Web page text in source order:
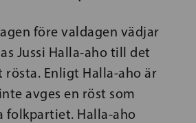
före valdagen vädjar
Jussi Halla-aho till det
Enligt Halla-aho är
avges en röst som
folkpartiet. Halla-aho